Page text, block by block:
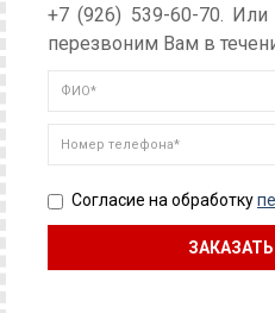
+7 (926) 539-60-70. Или
перезвоним Вам в
Согласие на обработку